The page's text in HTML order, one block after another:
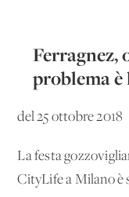
Ferragnez,
problema
del 25 ottobre 2018
La festa
CityLife a Milano è